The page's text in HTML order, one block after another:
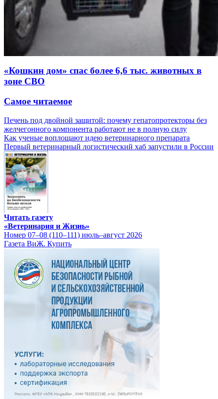
«Кошкин дом» спас более 6,6 тыс. животных в
зоне СВО
Самое читаемое
Печень под двойной защитой: почему гепатопротекторы без
желчегонного компонента работают не в полную силу
Как ученые воплощают идею ветеринарного препарата
Первый ветеринарный логистический хаб запустили в России
Читать газету
«Ветеринария и Жизнь»
Номер 07–08 (110–111) июль–август 2026
Газета ВиЖ. Купить